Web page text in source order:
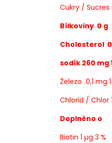
Cukry / Sucres
Bílkoviny 0 g
Cholesterol
sodík 260 mg
Železo 0,1 mg 1
Chlorid / Chlor
Doplněno o
Biotin 1 µg 3 %